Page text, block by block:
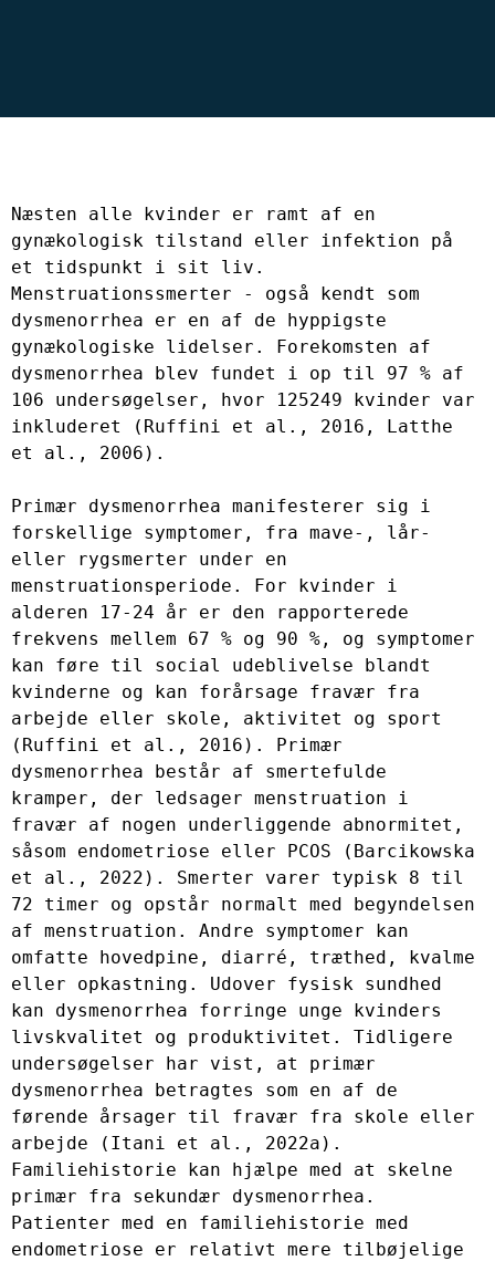
Næsten alle kvinder er ramt af en
gynækologisk tilstand eller infektion på
et tidspunkt i sit liv.
Menstruationssmerter - også kendt som
dysmenorrhea er en af ​​de hyppigste
gynækologiske lidelser. Forekomsten af ​​
dysmenorrhea blev fundet i op til 97 % af
106 undersøgelser, hvor 125249 kvinder var
inkluderet (Ruffini et al., 2016, Latthe
et al., 2006).
Primær dysmenorrhea manifesterer sig i
forskellige symptomer, fra mave-, lår-
eller rygsmerter under en
menstruationsperiode. For kvinder i
alderen 17-24 år er den rapporterede
frekvens mellem 67 % og 90 %, og symptomer
kan føre til social udeblivelse blandt
kvinderne og kan forårsage fravær fra
arbejde eller skole, aktivitet og sport
(Ruffini et al., 2016). Primær
dysmenorrhea består af smertefulde
kramper, der ledsager menstruation i
fravær af nogen underliggende abnormitet,
såsom endometriose eller PCOS (Barcikowska
et al., 2022). Smerter varer typisk 8 til
72 timer og opstår normalt med begyndelsen
af ​​menstruation. Andre symptomer kan
omfatte hovedpine, diarré, træthed, kvalme
eller opkastning. Udover fysisk sundhed
kan dysmenorrhea forringe unge kvinders
livskvalitet og produktivitet. Tidligere
undersøgelser har vist, at primær
dysmenorrhea betragtes som en af ​​de
førende årsager til fravær fra skole eller
arbejde (Itani et al., 2022a).
Familiehistorie kan hjælpe med at skelne
primær fra sekundær dysmenorrhea.
Patienter med en familiehistorie med
endometriose er relativt mere tilbøjelige